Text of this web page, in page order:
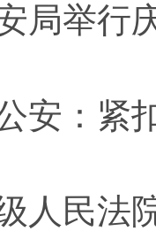
局举行
安：紧
人民法